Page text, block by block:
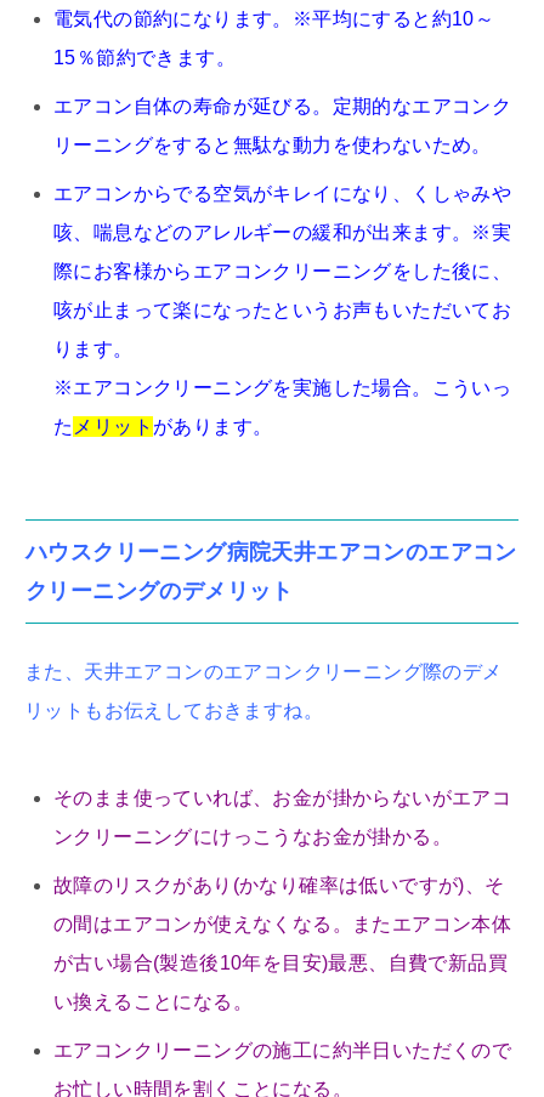
電気代の節約になります。※平均にすると約10～
15％節約できます。
エアコン自体の寿命が延びる。定期的なエアコンク
リーニングをすると無駄な動力を使わないため。
エアコンからでる空気がキレイになり、くしゃみや
咳、喘息などのアレルギーの緩和が出来ます。※実
際にお客様からエアコンクリーニングをした後に、
咳が止まって楽になったというお声もいただいてお
ります。
※エアコンクリーニングを実施した場合。こういっ
た メリット があります。
ハウスクリーニング病院天井エアコンのエアコン
クリーニングのデメリット
また、天井エアコンのエアコンクリーニング際のデメ
リットもお伝えしておきますね。
そのまま使っていれば、お金が掛からないがエアコ
ンクリーニングにけっこうなお金が掛かる。
故障のリスクがあり(かなり確率は低いですが)、そ
の間はエアコンが使えなくなる。またエアコン本体
が古い場合(製造後10年を目安)最悪、自費で新品買
い換えることになる。
エアコンクリーニングの施工に約半日いただくので
お忙しい時間を割くことになる。